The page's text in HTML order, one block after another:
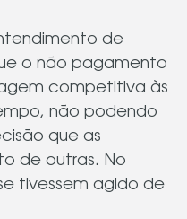
de
o não pagamento
competitiva às
não podendo
que as
de outras. No
tivessem agido de